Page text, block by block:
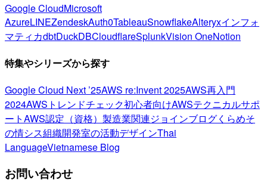
Google CloudMicrosoft
AzureLINEZendeskAuth0TableauSnowflakeAlteryxインフォ
マティカdbtDuckDBCloudflareSplunkVision OneNotion
特集やシリーズから探す
Google Cloud Next ’25AWS re:Invent 2025AWS再入門
2024AWSトレンドチェック初心者向けAWSテクニカルサポ
ートAWS認定（資格） 製造業関連ジョインブログくらめそ
の情シス組織開発室の活動デザインThai
LanguageVietnamese Blog
お問い合わせ